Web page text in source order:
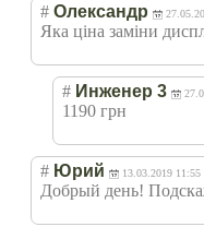
# Олександр
Яка ціна заміни
# Инженер 3
1190 грн
# Юрий 13.03.2019 11:55
Добрый день!